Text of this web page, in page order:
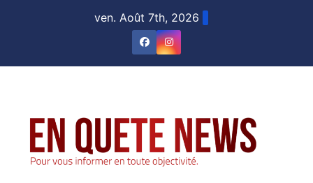
ven. Août 7th, 2026